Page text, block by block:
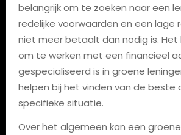
belangrijk om te zoeken naar een
redelijke voorwaarden en een lage
niet meer betaalt dan nodig is. Het
om te werken met een financieel
gespecialiseerd is in groene
helpen bij het vinden van de beste
specifieke situatie.
Over het algemeen kan een